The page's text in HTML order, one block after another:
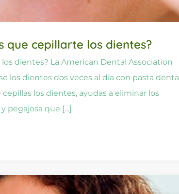
que cepillarte los dientes?
dientes? La American Dental Association
los dientes dos veces al día con pasta dental
los dientes, ayudas a eliminar los
pegajosa que […]